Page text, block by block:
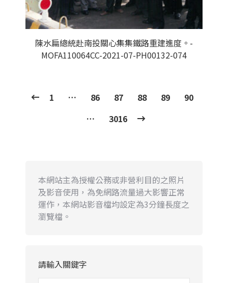
陳水扁總統赴南投關心集集鐵路重建進度。-
MOFA110064CC-2021-07-PH00132-074
1 … 86 87 88 89
90
…
3016
本網站主為授權公務或非營利目的之照片
及影音使用，為免網路流量過大影響正常
運作，本網站影音檔均設定為3分鐘長度之
瀏覽檔。
請輸入關鍵字